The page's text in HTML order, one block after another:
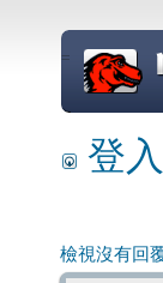
=
登入
檢視沒有回